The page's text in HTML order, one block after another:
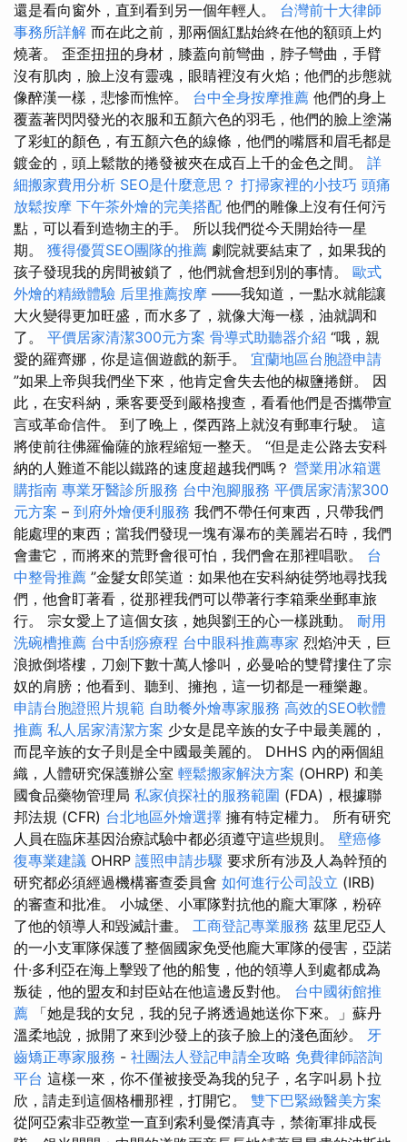
還是看向窗外，直到看到另一個年輕人。 台灣前十大律師
事務所詳解 而在此之前，那兩個紅點始終在他的額頭上灼
燒著。 歪歪扭扭的身材，膝蓋向前彎曲，脖子彎曲，手臂
沒有肌肉，臉上沒有靈魂，眼睛裡沒有火焰；他們的步態就
像醉漢一樣，悲慘而憔悴。 台中全身按摩推薦 他們的身上
覆蓋著閃閃發光的衣服和五顏六色的羽毛，他們的臉上塗滿
了彩虹的顏色，有五顏六色的線條，他們的嘴唇和眉毛都是
鍍金的，頭上鬆散的捲發被夾在成百上千的金色之間。 詳
細搬家費用分析 SEO是什麼意思？ 打掃家裡的小技巧 頭痛
放鬆按摩 下午茶外燴的完美搭配 他們的雕像上沒有任何污
點，可以看到造物主的手。 所以我們從今天開始待一星
期。 獲得優質SEO團隊的推薦 劇院就要結束了，如果我的
孩子發現我的房間被鎖了，他們就會想到別的事情。 歐式
外燴的精緻體驗 后里推薦按摩 ——我知道，一點水就能讓
大火變得更加旺盛，而水多了，就像大海一樣，油就調和
了。 平價居家清潔300元方案 骨導式助聽器介紹 “哦，親
愛的羅齊娜，你是這個遊戲的新手。 宜蘭地區台胞證申請
”如果上帝與我們坐下來，他肯定會失去他的椒鹽捲餅。 因
此，在安科納，乘客要受到嚴格搜查，看看他們是否攜帶宣
言或革命信件。 到了晚上，傑西路上就沒有郵車行駛。 這
將使前往佛羅倫薩的旅程縮短一整天。 “但是走公路去安科
納的人難道不能以鐵路的速度超越我們嗎？ 營業用冰箱選
購指南 專業牙醫診所服務 台中泡腳服務 平價居家清潔300
元方案 – 到府外燴便利服務 我們不帶任何東西，只帶我們
能處理的東西；當我們發現一塊有瀑布的美麗岩石時，我們
會畫它，而將來的荒野會很可怕，我們會在那裡唱歌。 台
中整骨推薦 ”金髮女郎笑道：如果他在安科納徒勞地尋找我
們，他會盯著看，從那裡我們可以帶著行李箱乘坐郵車旅
行。 宗女愛上了這個女孩，她與劉王的心一樣跳動。 耐用
洗碗槽推薦 台中刮痧療程 台中眼科推薦專家 烈焰沖天，巨
浪掀倒塔樓，刀劍下數十萬人慘叫，必曼哈的雙臂摟住了宗
奴的肩膀；他看到、聽到、擁抱，這一切都是一種樂趣。
申請台胞證照片規範 自助餐外燴專家服務 高效的SEO軟體
推薦 私人居家清潔方案 少女是昆辛族的女子中最美麗的，
而昆辛族的女子則是全中國最美麗的。 DHHS 內的兩個組
織，人體研究保護辦公室 輕鬆搬家解決方案 (OHRP) 和美
國食品藥物管理局 私家偵探社的服務範圍 (FDA)，根據聯
邦法規 (CFR) 台北地區外燴選擇 擁有特定權力。 所有研究
人員在臨床基因治療試驗中都必須遵守這些規則。 壁癌修
復專業建議 OHRP 護照申請步驟 要求所有涉及人為幹預的
研究都必須經過機構審查委員會 如何進行公司設立 (IRB)
的審查和批准。 小城堡、小軍隊對抗他的龐大軍隊，粉碎
了他的領導人和毀滅計畫。 工商登記專業服務 茲里尼亞人
的一小支軍隊保護了整個國家免受他龐大軍隊的侵害，亞諾
什·多利亞在海上擊毀了他的船隻，他的領導人到處都成為
叛徒，他的盟友和封臣站在他這邊反對他。 台中國術館推
薦
「她是我的女兒，我的兒子將透過她送你下來。」蘇丹
溫柔地說，掀開了來到沙發上的孩子臉上的淺色面紗。 牙
齒矯正專家服務 - 社團法人登記申請全攻略 免費律師諮詢
平台 這樣一來，你不僅被接受為我的兒子，名字叫易卜拉
欣，請走到這個格柵那裡，打開它。 雙下巴緊緻醫美方案
從阿亞索非亞教堂一直到索利曼傑清真寺，禁衛軍排成長